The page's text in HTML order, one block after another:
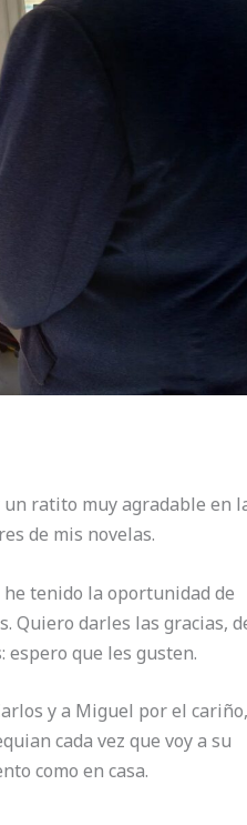
ratito muy agradable en
de mis novelas.
tenido la oportunidad de
Quiero darles las gracias,
que les gusten.
y a Miguel por el
cada vez que voy a su
como en casa.